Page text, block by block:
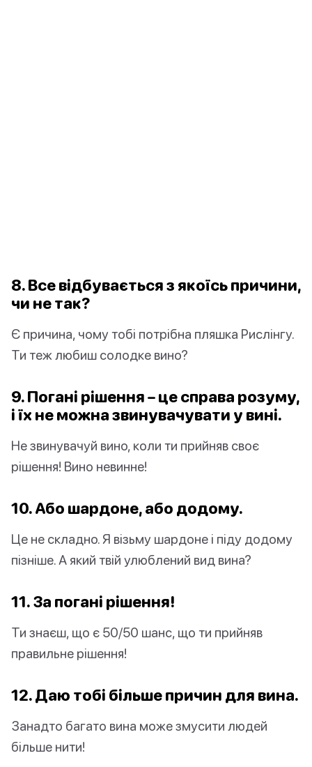
8. Все відбувається з якоїсь причини,
чи не так?
Є причина, чому тобі потрібна пляшка Рислінгу.
Ти теж любиш солодке вино?
9. Погані рішення – це справа розуму,
і їх не можна звинувачувати у вині.
Не звинувачуй вино, коли ти прийняв своє
рішення! Вино невинне!
10. Або шардоне, або додому.
Це не складно. Я візьму шардоне і піду додому
пізніше. А який твій улюблений вид вина?
11. За погані рішення!
Ти знаєш, що є 50/50 шанс, що ти прийняв
правильне рішення!
12. Даю тобі більше причин для вина.
Занадто багато вина може змусити людей
більше нити!